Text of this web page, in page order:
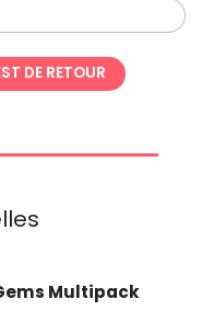
DE RETOUR
Multipack